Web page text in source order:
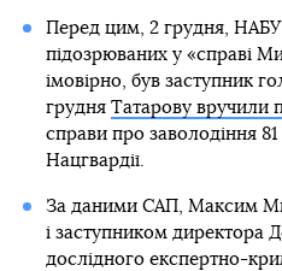
Перед цим, 2 грудня,
підозрюваних у «справі
імовірно, був заступник
грудня Татарову вручили
справи про заволодіння
Нацгвардії.
За даними САП, Максим
і заступником директора
дослідного експертно-